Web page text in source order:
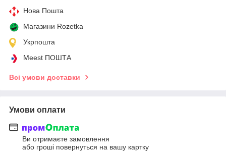
Нова Пошта
Магазини Rozetka
Укрпошта
Meest ПОШТА
Всі умови доставки
Умови оплати
Ви отримаєте замовлення
або гроші повернуться на вашу картку